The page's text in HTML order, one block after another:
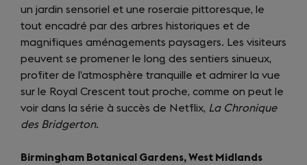
new
tab)
un jardin sensoriel et une roseraie pittoresque, le
tout encadré par des arbres historiques et de
magnifiques aménagements paysagers. Les visiteurs
peuvent se promener le long des sentiers sinueux,
profiter de l’atmosphère tranquille et admirer la vue
sur le Royal Crescent tout proche, comme on peut le
voir dans la série à succès de Netflix, La Chronique
des Bridgerton.
Birmingham Botanical Gardens, West Midlands